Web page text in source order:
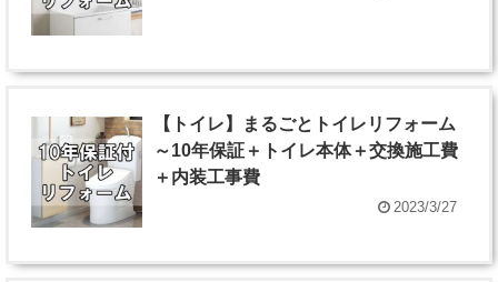
【トイレ】まるごとトイレリフォーム
～10年保証＋トイレ本体＋交換施工費
＋内装工事費
2023/3/27